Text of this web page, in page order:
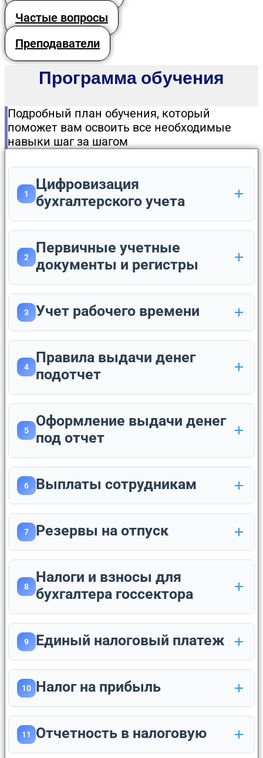
Частые вопросы
Преподаватели
Программа обучения
Подробный план обучения, который
поможет вам освоить все необходимые
навыки шаг за шагом
1
Цифровизация
бухгалтерского учета
2
Первичные учетные
документы и регистры
3 Учет рабочего времени
4
Правила выдачи денег
подотчет
5
Оформление выдачи денег
под отчет
6 Выплаты сотрудникам
7 Резервы на отпуск
8
Налоги и взносы для
бухгалтера госсектора
9 Единый налоговый платеж
10 Налог на прибыль
11 Отчетность в налоговую